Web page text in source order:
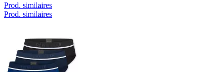
Prod. similaires
Prod. similaires